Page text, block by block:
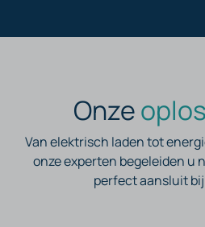
Onze
Van elektrisch laden tot
onze experten begeleiden u
perfect aansluit